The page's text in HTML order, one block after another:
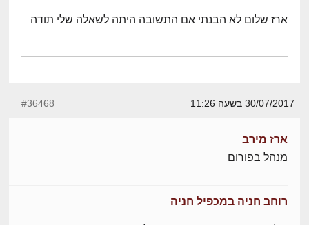
ארז שלום לא הבנתי אם התשובה היתה לשאלה שלי תודה
30/07/2017 בשעה 11:26 #36468
ארז מירב
מנהל בפורום
רוחב חניה במכפיל חניה